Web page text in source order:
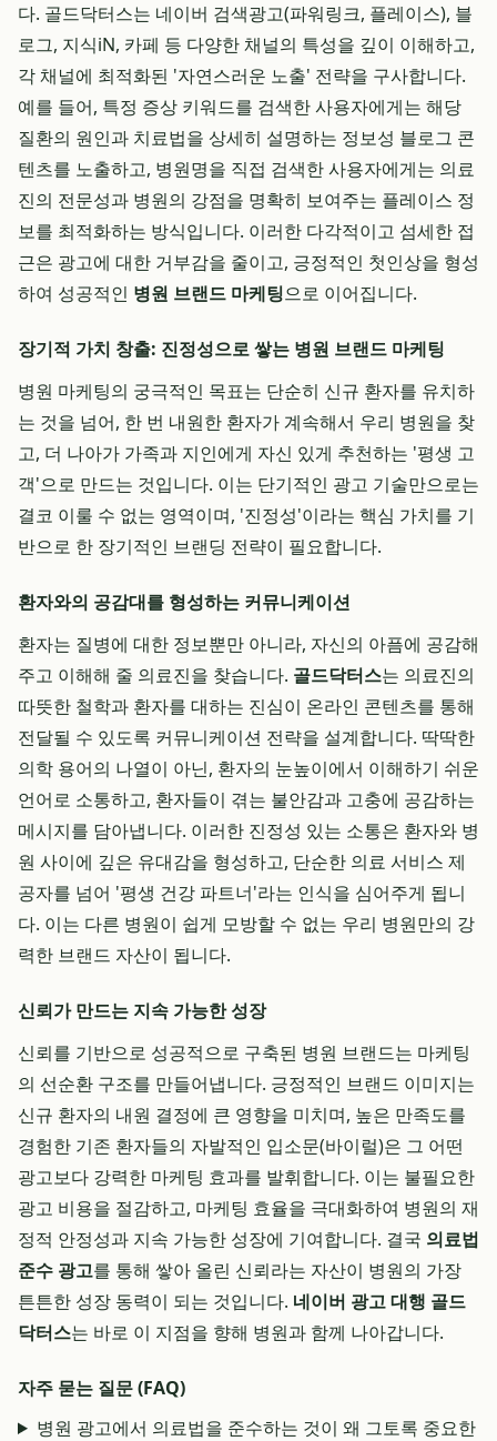
다. 골드닥터스는 네이버 검색광고(파워링크, 플레이스), 블
로그, 지식iN, 카페 등 다양한 채널의 특성을 깊이 이해하고,
각 채널에 최적화된 '자연스러운 노출' 전략을 구사합니다.
예를 들어, 특정 증상 키워드를 검색한 사용자에게는 해당
질환의 원인과 치료법을 상세히 설명하는 정보성 블로그 콘
텐츠를 노출하고, 병원명을 직접 검색한 사용자에게는 의료
진의 전문성과 병원의 강점을 명확히 보여주는 플레이스 정
보를 최적화하는 방식입니다. 이러한 다각적이고 섬세한 접
근은 광고에 대한 거부감을 줄이고, 긍정적인 첫인상을 형성
하여 성공적인 병원 브랜드 마케팅으로 이어집니다.
장기적 가치 창출: 진정성으로 쌓는 병원 브랜드 마케팅
병원 마케팅의 궁극적인 목표는 단순히 신규 환자를 유치하
는 것을 넘어, 한 번 내원한 환자가 계속해서 우리 병원을 찾
고, 더 나아가 가족과 지인에게 자신 있게 추천하는 '평생 고
객'으로 만드는 것입니다. 이는 단기적인 광고 기술만으로는
결코 이룰 수 없는 영역이며, '진정성'이라는 핵심 가치를 기
반으로 한 장기적인 브랜딩 전략이 필요합니다.
환자와의 공감대를 형성하는 커뮤니케이션
환자는 질병에 대한 정보뿐만 아니라, 자신의 아픔에 공감해
주고 이해해 줄 의료진을 찾습니다. 골드닥터스는 의료진의
따뜻한 철학과 환자를 대하는 진심이 온라인 콘텐츠를 통해
전달될 수 있도록 커뮤니케이션 전략을 설계합니다. 딱딱한
의학 용어의 나열이 아닌, 환자의 눈높이에서 이해하기 쉬운
언어로 소통하고, 환자들이 겪는 불안감과 고충에 공감하는
메시지를 담아냅니다. 이러한 진정성 있는 소통은 환자와 병
원 사이에 깊은 유대감을 형성하고, 단순한 의료 서비스 제
공자를 넘어 '평생 건강 파트너'라는 인식을 심어주게 됩니
다. 이는 다른 병원이 쉽게 모방할 수 없는 우리 병원만의 강
력한 브랜드 자산이 됩니다.
신뢰가 만드는 지속 가능한 성장
신뢰를 기반으로 성공적으로 구축된 병원 브랜드는 마케팅
의 선순환 구조를 만들어냅니다. 긍정적인 브랜드 이미지는
신규 환자의 내원 결정에 큰 영향을 미치며, 높은 만족도를
경험한 기존 환자들의 자발적인 입소문(바이럴)은 그 어떤
광고보다 강력한 마케팅 효과를 발휘합니다. 이는 불필요한
광고 비용을 절감하고, 마케팅 효율을 극대화하여 병원의 재
정적 안정성과 지속 가능한 성장에 기여합니다. 결국 의료법
준수 광고를 통해 쌓아 올린 신뢰라는 자산이 병원의 가장
튼튼한 성장 동력이 되는 것입니다. 네이버 광고 대행 골드
닥터스는 바로 이 지점을 향해 병원과 함께 나아갑니다.
자주 묻는 질문 (FAQ)
병원 광고에서 의료법을 준수하는 것이 왜 그토록 중요한